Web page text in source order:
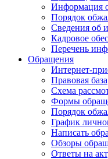
Информация
Порядок
Сведения об
Кадровое
Перечень
Обращения
Интернет-
Правовая база
Схема
Формы
Порядок
График
Написать
Обзоры
Ответы на